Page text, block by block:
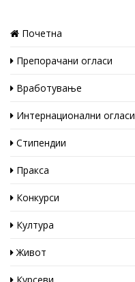
Почетна
Препорачани огласи
Вработување
Интернационални огласи
Стипендии
Пракса
Конкурси
Култура
Живот